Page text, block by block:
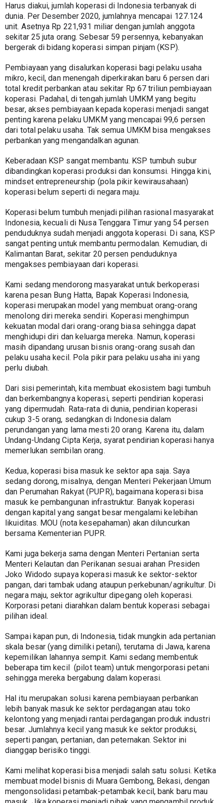
Harus diakui, jumlah koperasi di Indonesia terbanyak di
dunia. Per Desember 2020, jumlahnya mencapai 127.124
unit. Asetnya Rp 221,931 miliar dengan jumlah anggota
sekitar 25 juta orang. Sebesar 59 persennya, kebanyakan
bergerak di bidang koperasi simpan pinjam (KSP).
Pembiayaan yang disalurkan koperasi bagi pelaku usaha
mikro, kecil, dan menengah diperkirakan baru 6 persen dari
total kredit perbankan atau sekitar Rp 67 triliun pembiayaan
koperasi. Padahal, di tengah jumlah UMKM yang begitu
besar, akses pembiayaan kepada koperasi menjadi sangat
penting karena pelaku UMKM yang mencapai 99,6 persen
dari total pelaku usaha. Tak semua UMKM bisa mengakses
perbankan yang mengandalkan agunan.
Keberadaan KSP sangat membantu. KSP tumbuh subur
dibandingkan koperasi produksi dan konsumsi. Hingga kini,
mindset entrepreneurship (pola pikir kewirausahaan)
koperasi belum seperti di negara maju.
Koperasi belum tumbuh menjadi pilihan rasional masyarakat
Indonesia, kecuali di Nusa Tenggara Timur yang 54 persen
penduduknya sudah menjadi anggota koperasi. Di sana, KSP
sangat penting untuk membantu permodalan. Kemudian, di
Kalimantan Barat, sekitar 20 persen penduduknya
mengakses pembiayaan dari koperasi.
Kami sedang mendorong masyarakat untuk berkoperasi
karena pesan Bung Hatta, Bapak Koperasi Indonesia,
koperasi merupakan model yang membuat orang-orang
menolong diri mereka sendiri. Koperasi menghimpun
kekuatan modal dari orang-orang biasa sehingga dapat
menghidupi diri dan keluarga mereka. Namun, koperasi
masih dipandang urusan bisnis orang-orang susah dan
pelaku usaha kecil. Pola pikir para pelaku usaha ini yang
perlu diubah.
Dari sisi pemerintah, kita membuat ekosistem bagi tumbuh
dan berkembangnya koperasi, seperti pendirian koperasi
yang dipermudah. Rata-rata di dunia, pendirian koperasi
cukup 3-5 orang, sedangkan di Indonesia dalam
perundangan yang lama mesti 20 orang. Karena itu, dalam
Undang-Undang Cipta Kerja, syarat pendirian koperasi hanya
memerlukan sembilan orang.
Kedua, koperasi bisa masuk ke sektor apa saja. Saya
sedang dorong, misalnya, dengan Menteri Pekerjaan Umum
dan Perumahan Rakyat (PUPR), bagaimana koperasi bisa
masuk ke pembangunan infrastruktur. Banyak koperasi
dengan kapital yang sangat besar mengalami kelebihan
likuiditas. MOU (nota kesepahaman) akan diluncurkan
bersama Kementerian PUPR.
Kami juga bekerja sama dengan Menteri Pertanian serta
Menteri Kelautan dan Perikanan sesuai arahan Presiden
Joko Widodo supaya koperasi masuk ke sektor-sektor
pangan, dari tambak udang ataupun perkebunan/agrikultur. Di
negara maju, sektor agrikultur dipegang oleh koperasi.
Korporasi petani diarahkan dalam bentuk koperasi sebagai
pilihan ideal.
Sampai kapan pun, di Indonesia, tidak mungkin ada pertanian
skala besar (yang dimiliki petani), terutama di Jawa, karena
kepemilikan lahannya sempit. Kami sedang membentuk
beberapa tim kecil  (pilot team) untuk mengorporasi petani
sehingga mereka bergabung dalam koperasi.
Hal itu merupakan solusi karena pembiayaan perbankan
lebih banyak masuk ke sektor perdagangan atau toko
kelontong yang menjadi rantai perdagangan produk industri
besar. Jumlahnya kecil yang masuk ke sektor produksi,
seperti pangan, pertanian, dan peternakan. Sektor ini
dianggap berisiko tinggi.
Kami melihat koperasi bisa menjadi salah satu solusi. Ketika
membuat model bisnis di Muara Gembong, Bekasi, dengan
mengonsolidasi petambak-petambak kecil, bank baru mau